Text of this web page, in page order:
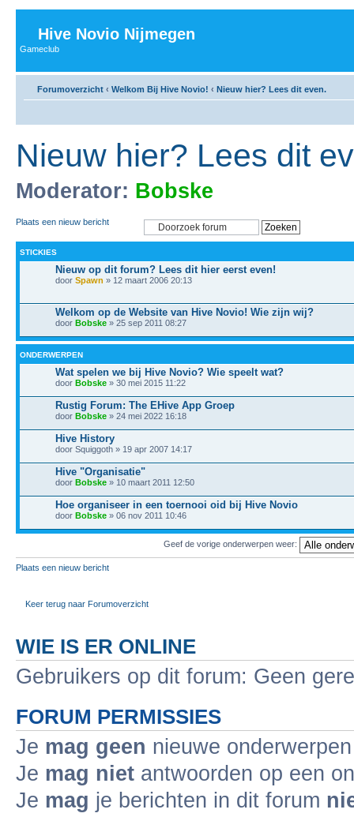
Hive Novio Nijmegen
Gameclub
Forumoverzicht ‹ Welkom Bij Hive Novio! ‹ Nieuw hier? Lees dit even.
Nieuw hier? Lees dit
Moderator: Bobske
Plaats een nieuw bericht
STICKIES
Nieuw op dit forum? Lees dit hier eerst even!
door Spawn » 12 maart 2006 20:13
Welkom op de Website van Hive Novio! Wie zijn wij?
door Bobske » 25 sep 2011 08:27
ONDERWERPEN
Wat spelen we bij Hive Novio? Wie speelt wat?
door Bobske » 30 mei 2015 11:22
Rustig Forum: The EHive App Groep
door Bobske » 24 mei 2022 16:18
Hive History
door Squiggoth » 19 apr 2007 14:17
Hive "Organisatie"
door Bobske » 10 maart 2011 12:50
Hoe organiseer in een toernooi oid bij Hive Novio
door Bobske » 06 nov 2011 10:46
Geef de vorige onderwerpen weer:
Plaats een nieuw bericht
Keer terug naar Forumoverzicht
WIE IS ER ONLINE
Gebruikers op dit forum: Geen
FORUM PERMISSIES
Je mag geen nieuwe
Je mag niet antwoorden op een
Je mag je berichten in dit forum